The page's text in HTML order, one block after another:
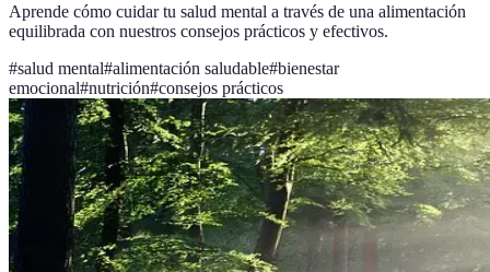
Aprende cómo cuidar tu salud mental a través de una alimentación
equilibrada con nuestros consejos prácticos y efectivos.
#salud mental#alimentación saludable#bienestar
emocional#nutrición#consejos prácticos